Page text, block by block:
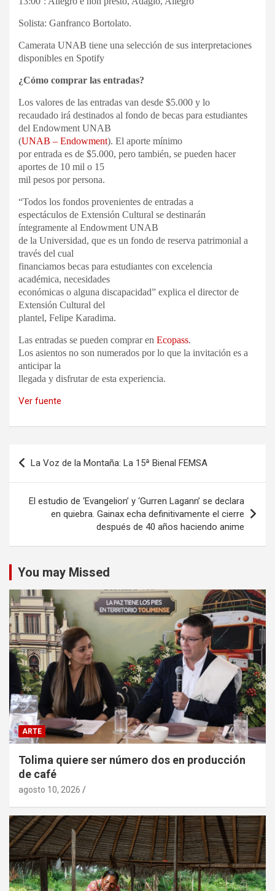
Solista: Ganfranco Bortolato.
Camerata UNAB tiene una selección de sus interpretaciones
disponibles en Spotify
¿Cómo comprar las entradas?
Los valores de las entradas van desde $5.000 y lo
recaudado irá destinados al fondo de becas para estudiantes
del Endowment UNAB
(UNAB – Endowment). El aporte mínimo
por entrada es de $5.000, pero también, se pueden hacer
aportes de 10 mil o 15
mil pesos por persona.
“Todos los fondos provenientes de entradas a
espectáculos de Extensión Cultural se destinarán
íntegramente al Endowment UNAB
de la Universidad, que es un fondo de reserva patrimonial a
través del cual
financiamos becas para estudiantes con excelencia
académica, necesidades
económicas o alguna discapacidad” explica el director de
Extensión Cultural del
plantel, Felipe Karadima.
Las entradas se pueden comprar en Ecopass.
Los asientos no son numerados por lo que la invitación es a
anticipar la
llegada y disfrutar de esta experiencia.
Ver fuente
Navegación
de
entradas
La Voz de la Montaña: La 15ª Bienal FEMSA
El estudio de ‘Evangelion’ y ‘Gurren Lagann’ se declara
en quiebra. Gainax echa definitivamente el cierre
después de 40 años haciendo anime
You may Missed
ARTE
Tolima quiere ser número dos en producción
de café
agosto 10, 2026